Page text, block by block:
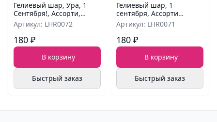
Гелиевый шар, Ура, 1
Сентября!, Ассорти,
пастель
Артикул: LHR0072
180 ₽
В корзину
Быстрый заказ
Гелиевый шар, 1
сентября, Ассорти
Пастель
Артикул: LHR0071
180 ₽
В корзину
Быстрый заказ